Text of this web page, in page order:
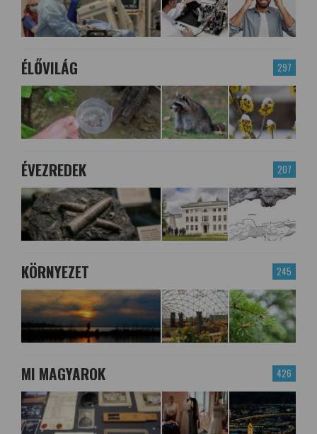
297
ÉLŐVILÁG
207
ÉVEZREDEK
245
KÖRNYEZET
426
MI MAGYAROK